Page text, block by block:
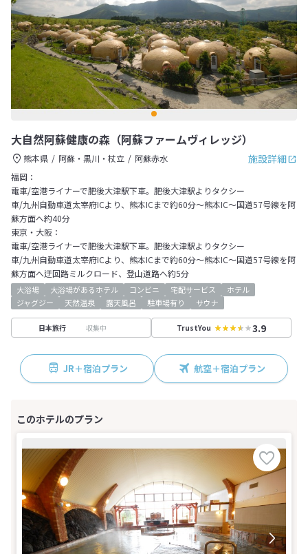
大自然阿蘇健康の森（阿蘇ファームヴィレッジ）
施設詳細
熊本県 阿蘇・黒川・杖立
阿蘇赤水
福岡：
電車/空港ライナーで肥後大津駅下車。肥後大津駅よりタクシー
車/九州自動車道太宰府ICより、熊本ICまで約60分～熊本IC～国道57号線を阿
蘇方面へ約40分
東京・大阪：
電車/空港ライナーで肥後大津駅下車。肥後大津駅よりタクシー
車/九州自動車道太宰府ICより、熊本ICまで約60分～熊本IC～国道57号線を阿
蘇方面へ迂回路ミルクロード、登山道路へ約5分
大浴場 大浴場があるホテル コンビニ 宅配サービス
ホテル
ジャグジー
天然温泉 露天風呂 駐車場有り サウナ
日本旅行 収集中 TrustYou 3.9
JR＋宿泊プラン 航空＋宿泊プラン